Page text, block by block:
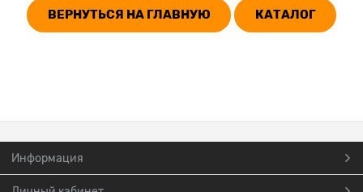
ВЕРНУТЬСЯ НА ГЛАВНУЮ КАТАЛОГ
Информация